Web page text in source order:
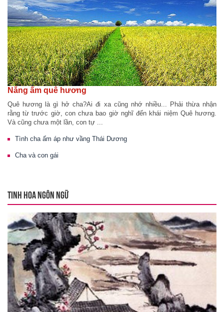
Nắng ấm quê hương
Quê hương là gì hở cha?Ai đi xa cũng nhớ nhiều... Phải thừa nhận
rằng từ trước giờ, con chưa bao giờ nghĩ đến khái niệm Quê hương.
Và cũng chưa một lần, con tự ...
Tình cha ấm áp như vầng Thái Dương
Cha và con gái
TINH HOA NGÔN NGỮ